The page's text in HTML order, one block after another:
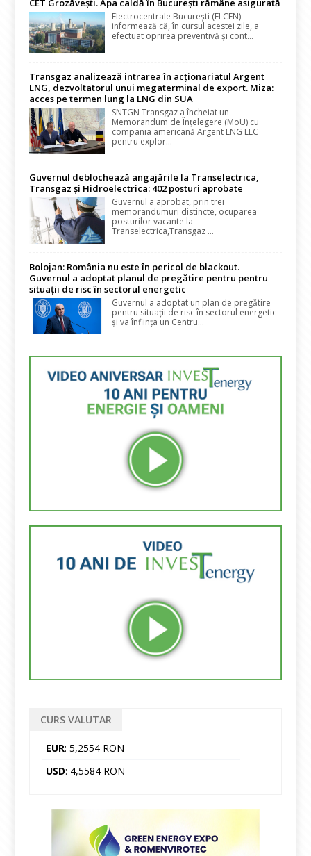
CET Grozăvești. Apa caldă în București rămâne asigurată
Electrocentrale București (ELCEN)
informează că, în cursul acestei zile, a
efectuat oprirea preventivă și cont...
Transgaz analizează intrarea în acționariatul Argent
LNG, dezvoltatorul unui megaterminal de export. Miza:
acces pe termen lung la LNG din SUA
SNTGN Transgaz a încheiat un
Memorandum de Înțelegere (MoU) cu
compania americană Argent LNG LLC
pentru explor...
Guvernul deblochează angajările la Transelectrica,
Transgaz și Hidroelectrica: 402 posturi aprobate
Guvernul a aprobat, prin trei
memorandumuri distincte, ocuparea
posturilor vacante la
Transelectrica,Transgaz ...
Bolojan: România nu este în pericol de blackout.
Guvernul a adoptat planul de pregătire pentru pentru
situații de risc în sectorul energetic
Guvernul a adoptat un plan de pregătire
pentru situații de risc în sectorul energetic
și va înființa un Centru...
CURS VALUTAR
EUR: 5,2554 RON
USD: 4,5584 RON